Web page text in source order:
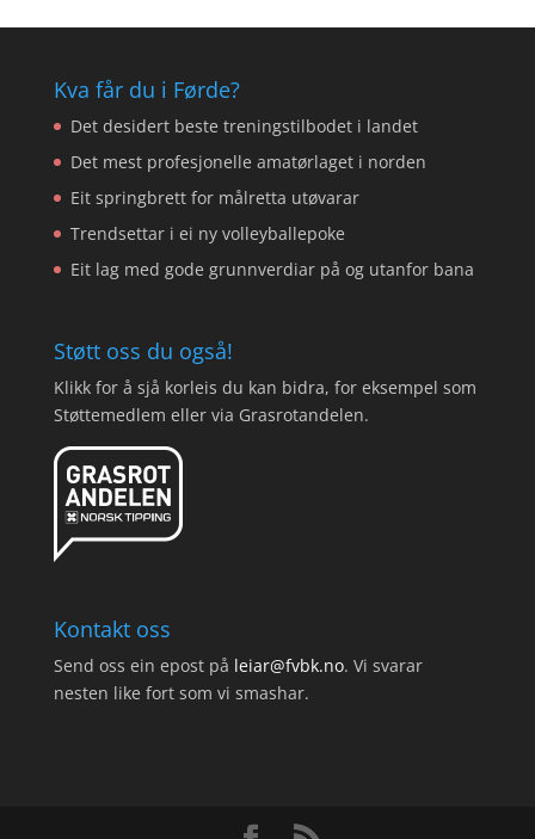
Kva får du i Førde?
Det desidert beste treningstilbodet i landet
Det mest profesjonelle amatørlaget i norden
Eit springbrett for målretta utøvarar
Trendsettar i ei ny volleyballepoke
Eit lag med gode grunnverdiar på og utanfor bana
Støtt oss du også!
Klikk for å sjå korleis du kan bidra, for eksempel som
Støttemedlem eller via Grasrotandelen.
Kontakt oss
Send oss ein epost på leiar@fvbk.no. Vi svarar
nesten like fort som vi smashar.